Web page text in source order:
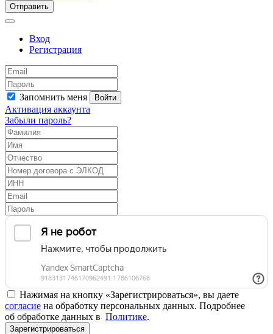
Отправить
Вход
Регистрация
Запомнить меня Войти
Активация аккаунта
Забыли пароль?
Нажимая на кнопку «Зарегистрироваться», вы даете
согласие на обработку персональных данных. Подробнее
об обработке данных в Политике.
Зарегистрироваться